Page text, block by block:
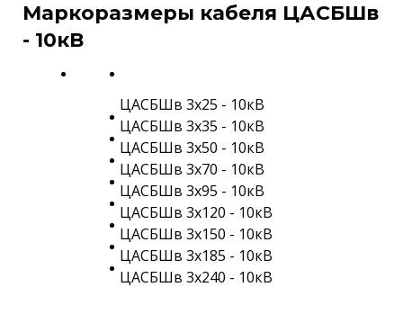
Маркоразмеры кабеля ЦАСБШв
- 10кВ
ЦАСБШв 3х25 - 10кВ
ЦАСБШв 3х35 - 10кВ
ЦАСБШв 3х50 - 10кВ
ЦАСБШв 3х70 - 10кВ
ЦАСБШв 3х95 - 10кВ
ЦАСБШв 3х120 - 10кВ
ЦАСБШв 3х150 - 10кВ
ЦАСБШв 3х185 - 10кВ
ЦАСБШв 3х240 - 10кВ